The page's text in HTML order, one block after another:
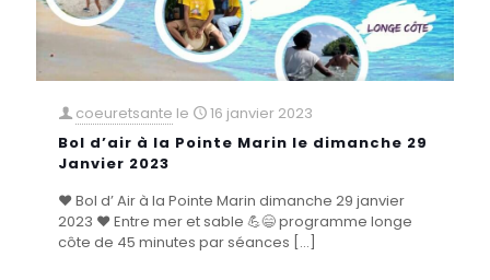
coeuretsante le
16 janvier 2023
Bol d’air à la Pointe Marin le dimanche 29
Janvier 2023
♥️ Bol d’ Air à la Pointe Marin dimanche 29 janvier
2023 ♥️ Entre mer et sable 💪😄 programme longe
côte de 45 minutes par séances […]